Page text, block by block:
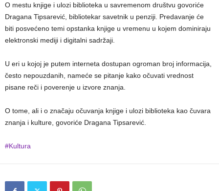
O mestu knjige i ulozi biblioteka u savremenom društvu govoriće
Dragana Tipsarević, bibliotekar savetnik u penziji. Predavanje će
biti posvećeno temi opstanka knjige u vremenu u kojem dominiraju
elektronski mediji i digitalni sadržaji.
U eri u kojoj je putem interneta dostupan ogroman broj informacija,
često nepouzdanih, nameće se pitanje kako očuvati vrednost
pisane reči i poverenje u izvore znanja.
O tome, ali i o značaju očuvanja knjige i ulozi biblioteka kao čuvara
znanja i kulture, govoriće Dragana Tipsarević.
#Kultura